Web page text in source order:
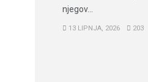
njegov...
13 LIPNJA, 2026 203